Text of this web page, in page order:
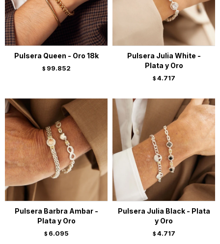
Pulsera Queen - Oro 18k
$ 99.852
Pulsera Julia White -
Plata y Oro
$ 4.717
Pulsera Barbra Ambar -
Plata y Oro
$ 6.095
Pulsera Julia Black - Plata
y Oro
$ 4.717